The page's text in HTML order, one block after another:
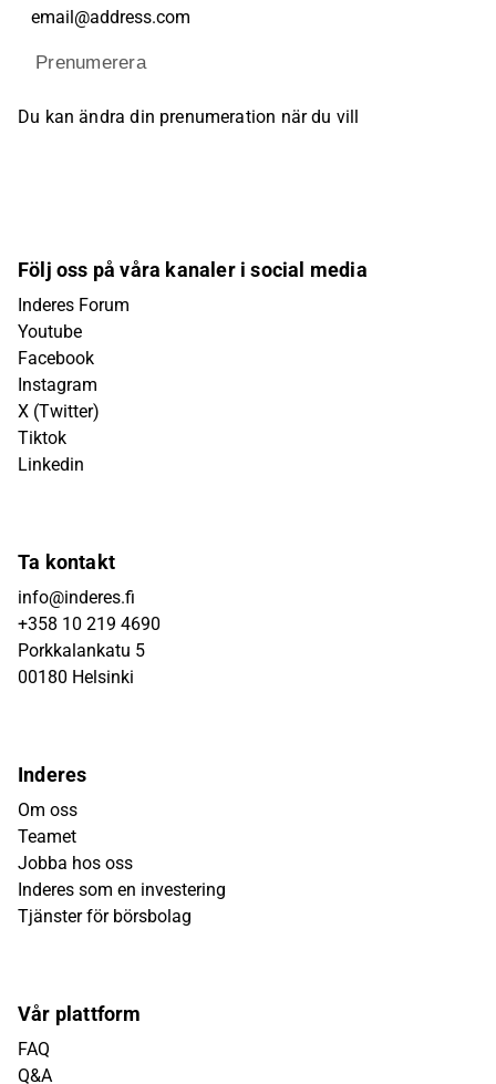
Prenumerera
Du kan ändra din prenumeration när du vill
Följ oss på våra kanaler i social media
Inderes Forum
Youtube
Facebook
Instagram
X (Twitter)
Tiktok
Linkedin
Ta kontakt
info@inderes.fi
+358 10 219 4690
Porkkalankatu 5
00180 Helsinki
Inderes
Om oss
Teamet
Jobba hos oss
Inderes som en investering
Tjänster för börsbolag
Vår plattform
FAQ
Q&A